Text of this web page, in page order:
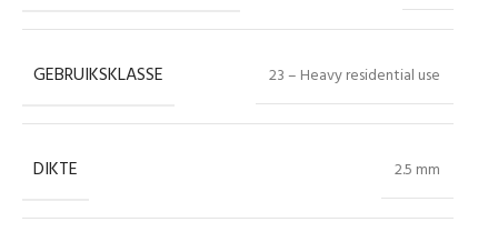
GEBRUIKSKLASSE 23 – Heavy residential use
DIKTE 2.5 mm